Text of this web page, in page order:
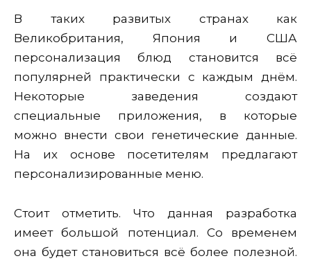
В таких развитых странах как
Великобритания, Япония и США
персонализация блюд становится всё
популярней практически с каждым днём.
Некоторые заведения создают
специальные приложения, в которые
можно внести свои генетические данные.
На их основе посетителям предлагают
персонализированные меню.
Стоит отметить. Что данная разработка
имеет большой потенциал. Со временем
она будет становиться всё более полезной.